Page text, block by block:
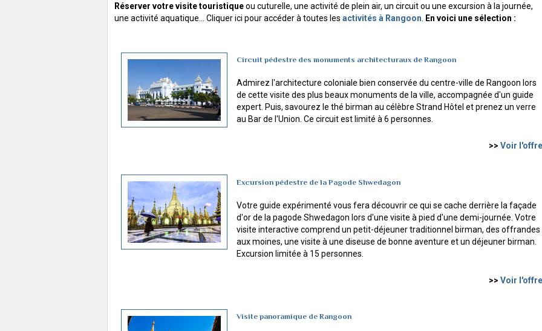
Réserver votre visite touristiqueou cuturelle, une activité de plein air, un circuit ou une excursion à la journée,
une activité aquatique... Cliquer ici pour accéder à toutes les activités à Rangoon En voici une sélection :
Circuit pédestre des monuments architecturaux de Rangoon
Admirez l'architecture coloniale bien conservée du centre-ville de Rangoon lors
de cette visite des plus beaux monuments de la ville, accompagnée d'un guide
expert. Puis, savourez le thé birman au célèbre Strand Hôtel et prenez un verre
au Bar de l'Union. Ce circuit est limité à 6 personnes.
>> Voir l'offre
Excursion pédestre de la Pagode Shwedagon
Votre guide expérimenté vous fera découvrir ce qui se cache derrière la façade
d'or de la pagode Shwedagon lors d'une visite à pied d'une demi-journée. Votre
visite interactive comprend un petit-déjeuner traditionnel birman, des offrandes
aux moines, une visite à une diseuse de bonne aventure et un déjeuner birman.
Excursion limitée à 15 personnes.
>> Voir l'offre
Visite panoramique de Rangoon